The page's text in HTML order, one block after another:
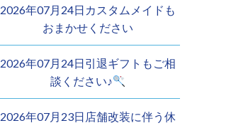
2026年07月24日カスタムメイドも
おまかせください︎
2026年07月24日引退ギフトもご相
談ください♪
2026年07月23日店舗改装に伴う休